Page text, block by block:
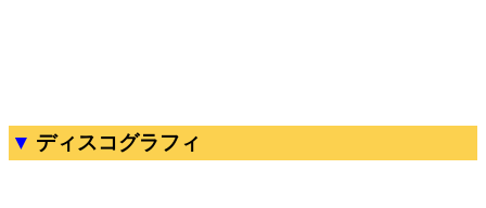
ディスコグラフィ